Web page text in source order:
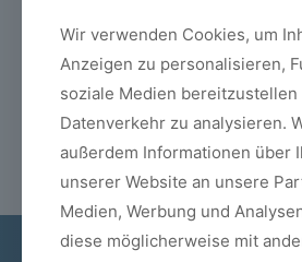
Zahnerhaltung durch
Wurzelbehandlung 3/3
Wir verwenden Cookies, um
Anzeigen zu personalisieren,
soziale Medien
Datenverkehr zu analysieren.
außerdem Informationen über
unserer Website an unsere
Medien, Werbung und
diese möglicherweise mit